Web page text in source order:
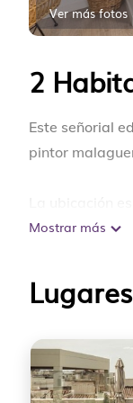
Ver más fotos
2
Este señorial
pintor
Larios, Museo
grandes
nuestros
pasteles y
Mostrar más